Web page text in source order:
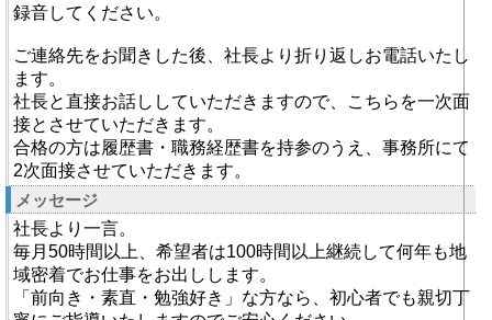
録音してください。
ご連絡先をお聞きした後、社長より折り返しお電話いたし
ます。
社長と直接お話ししていただきますので、こちらを一次面
接とさせていただきます。
合格の方は履歴書・職務経歴書を持参のうえ、事務所にて
2次面接させていただきます。
メッセージ
社長より一言。
毎月50時間以上、希望者は100時間以上継続して何年も地
域密着でお仕事をお出しします。
「前向き・素直・勉強好き」な方なら、初心者でも親切丁